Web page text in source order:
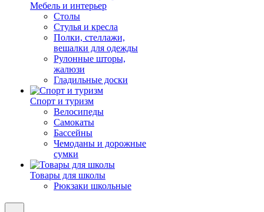
Мебель и интерьер
Столы
Стулья и кресла
Полки, стеллажи,
вешалки для одежды
Рулонные шторы,
жалюзи
Гладильные доски
Спорт и туризм
Велосипеды
Самокаты
Бассейны
Чемоданы и дорожные
сумки
Товары для школы
Рюкзаки школьные